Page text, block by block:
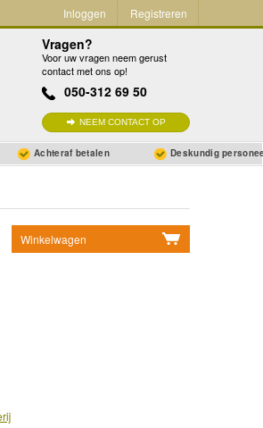
Inloggen Registreren
Vragen?
Voor uw vragen neem gerust
contact met ons op!
050-312 69 50
NEEM CONTACT OP
Achteraf betalen Deskundig
Winkelwagen